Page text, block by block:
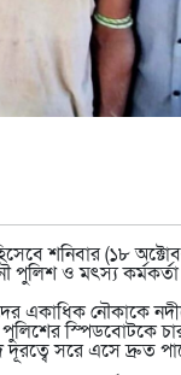
শনিবার (১৮
পুলিশ ও মৎস্য
একাধিক নৌকাকে
স্পিডবোটকে
দূরত্বে সরে এসে দ্রুত